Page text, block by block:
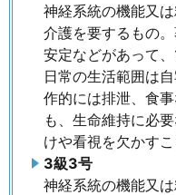
神経系統の機能又
介護を要するもの
安定などがあって、
日常の生活範囲は
作的には排泄、食
も、生命維持に必
けや看視を欠かす
3級3号
神経系統の機能又